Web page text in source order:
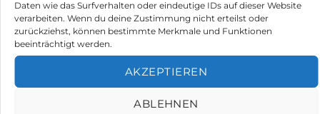
Daten wie das Surfverhalten oder eindeutige IDs auf dieser Website
verarbeiten. Wenn du deine Zustimmung nicht erteilst oder
zurückziehst, können bestimmte Merkmale und Funktionen
beeinträchtigt werden.
AKZEPTIEREN
ABLEHNEN